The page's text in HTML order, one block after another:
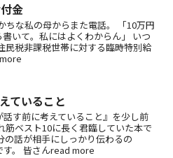
金
ちな私の母からまた電話。 「10万円
いて。私にはよくわからん」 いつ
民税非課税世帯に対する臨時特別給
ていること
す前に考えていること』を少し前
筋ベスト10に長く君臨していた本で
の話が相手にしっかり伝わるの
す。 皆さんread more